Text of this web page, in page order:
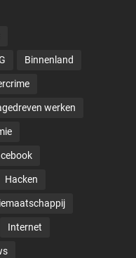
Binnenland
werken
Hacken
Internet